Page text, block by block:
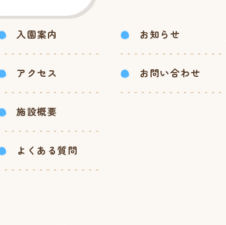
入園案内
アクセス
施設概要
よくある質問
お知らせ
お問い合わせ